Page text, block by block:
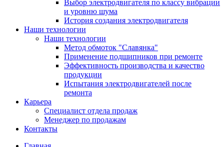
Выбор электродвигателя по классу вибрации
и уровню шума
История создания электродвигателя
Наши технологии
Наши технологии
Метод обмоток "Славянка"
Применение подшипников при ремонте
Эффективность производства и качество
продукции
Испытания электродвигателей после
ремонта
Карьера
Специалист отдела продаж
Менеджер по продажам
Контакты